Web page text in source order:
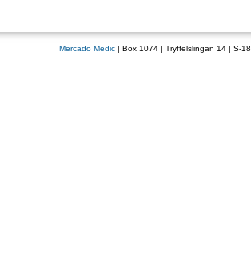
Mercado Medic| Box 1074 | Tryffelslingan 14 | S-